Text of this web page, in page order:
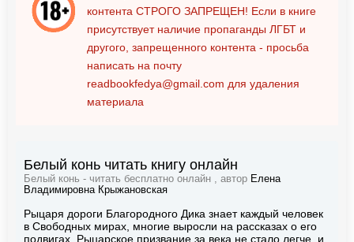
контента СТРОГО ЗАПРЕЩЕН! Если в книге
присутствует наличие пропаганды ЛГБТ и
другого, запрещенного контента - просьба
написать на почту
readbookfedya@gmail.com для удаления
материала
Белый конь читать книгу онлайн
Белый конь - читать бесплатно онлайн , автор Елена
Владимировна Крыжановская
Рыцаря дороги Благородного Дика знает каждый человек
в Свободных мирах, многие выросли на рассказах о его
подвигах. Рыцарское призвание за века не стало легче, и